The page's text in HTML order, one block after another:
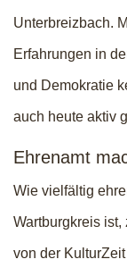
Unterbreizbach.
Erfahrungen in
und Demokratie
auch heute aktiv
Ehrenamt
Wie vielfältig
Wartburgkreis ist,
von der